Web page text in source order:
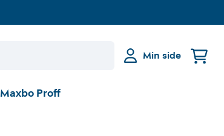
Min side
Maxbo Proff